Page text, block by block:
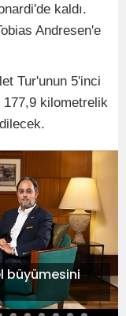
kaldı.
Andresen'e
Tur'unun 5'inci
kilometrelik
büyümesini